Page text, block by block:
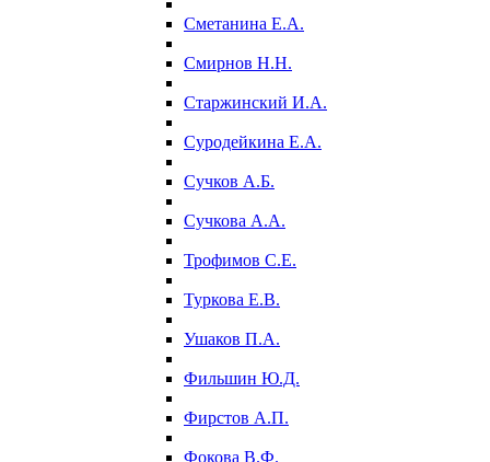
Сметанина Е.А.
Смирнов Н.Н.
Старжинский И.А.
Суродейкина Е.А.
Сучков А.Б.
Сучкова А.А.
Трофимов С.Е.
Туркова Е.В.
Ушаков П.А.
Фильшин Ю.Д.
Фирстов А.П.
Фокова В.Ф.